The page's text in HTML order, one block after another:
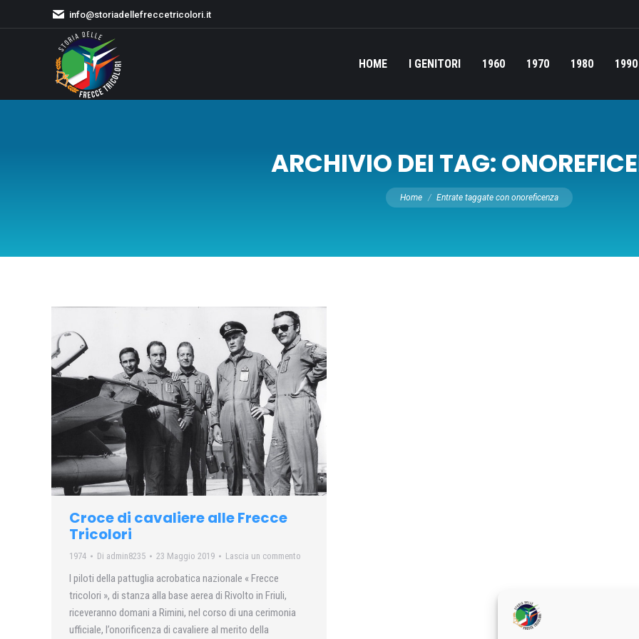
info@storiadellefreccetricolori.it
HOME I GENITORI 1960 1970 1980 1990
ARCHIVIO DEI TAG:
Tu sei qui:
Home Entrate taggate con onoreficenza
Croce di cavaliere alle Frecce
Tricolori
1974 Di admin8235 23 Maggio 2019 Lascia un commento
I piloti della pattuglia acrobatica nazionale « Frecce
tricolori », di stanza alla base aerea di Rivolto in Friuli,
riceveranno domani a Rimini, nel corso di una cerimonia
ufficiale, l’onorificenza di cavaliere al merito della